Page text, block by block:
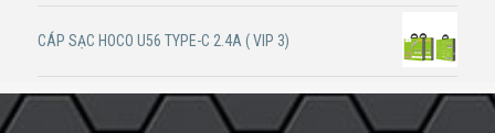
CÁP SẠC HOCO U56 TYPE-C 2.4A ( VIP 3)